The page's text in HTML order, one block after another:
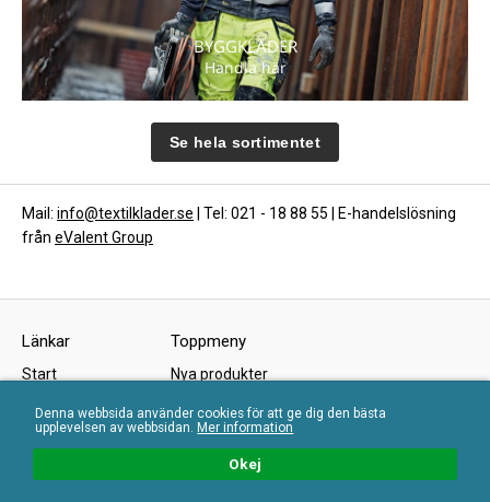
Okej
Denna webbsida använder cookies för att ge dig den bästa
upplevelsen av webbsidan.Mer information
BYGGKLÄDER
Handla här
Se hela sortimentet
Mail: info@textilklader.se | Tel: 021 - 18 88 55 | E-handelslösning
från eValent Group
Länkar
Start
Köpvillkor
Toppmeny
Nya produkter
Kampanjer